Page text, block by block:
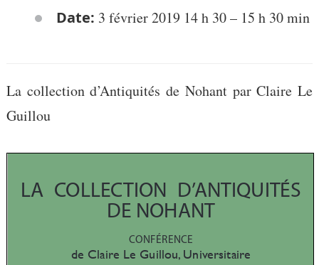
Date: 3 février 2019 14 h 30– 15 h 30 min
La collection d’Antiquités de Nohant par Claire Le
Guillou